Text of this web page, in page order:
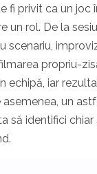
fi privit ca un joc
un rol. De la
scenariu,
propriu-
echipă, iar
un
să identifici chiar